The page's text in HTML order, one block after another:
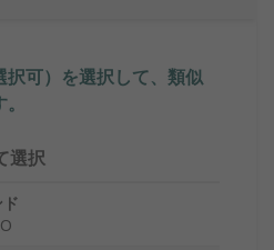
択可）を選択して、類似
選択